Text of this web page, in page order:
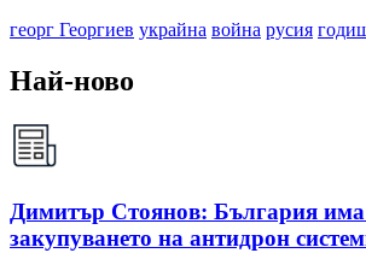
георг Георгиев украйна война русия
Най-ново
Димитър Стоянов: България
закупуването на антидрон